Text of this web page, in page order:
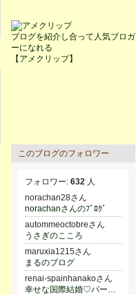
ブログを紹介し合って人気ブロガ
ーになれる
【アメクリップ】
このブログのフォロワー
フォロワー: 632 人
norachan28さん
norachanさんのﾌﾞﾛｸﾞ
autommeoctobreさん
うさぎのこころ
maruxia1215さん
まるのブログ
renai-spainhanakoさん
幸せな国際結婚♡パートナーシップを叶える方法